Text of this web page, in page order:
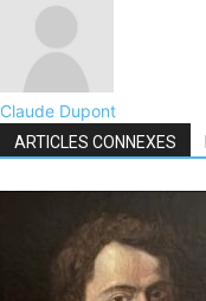
Claude Dupont
ARTICLES CONNEXES